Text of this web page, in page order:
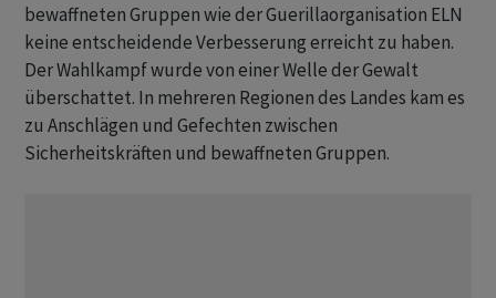
bewaffneten Gruppen wie der Guerillaorganisation ELN
keine entscheidende Verbesserung erreicht zu haben.
Der Wahlkampf wurde von einer Welle der Gewalt
überschattet. In mehreren Regionen des Landes kam es
zu Anschlägen und Gefechten zwischen
Sicherheitskräften und bewaffneten Gruppen.